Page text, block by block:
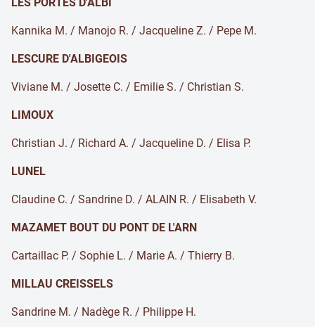
Kannika M. / Manojo R. / Jacqueline Z. / Pepe M.
LESCURE D'ALBIGEOIS
Viviane M. / Josette C. / Emilie S. / Christian S.
LIMOUX
Christian J. / Richard A. / Jacqueline D. / Elisa P.
LUNEL
Claudine C. / Sandrine D. / ALAIN R. / Elisabeth V.
MAZAMET BOUT DU PONT DE L'ARN
Cartaillac P. / Sophie L. / Marie A. / Thierry B.
MILLAU CREISSELS
Sandrine M. / Nadège R. / Philippe H.